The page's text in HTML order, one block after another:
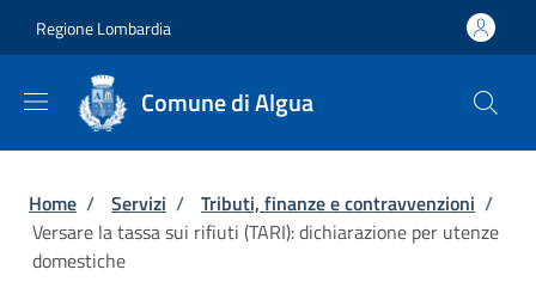
Regione Lombardia
Comune di Algua
Briciole di pane
Home / Servizi / Tributi, finanze e contravvenzioni /
Versare la tassa sui rifiuti (TARI): dichiarazione per utenze
domestiche